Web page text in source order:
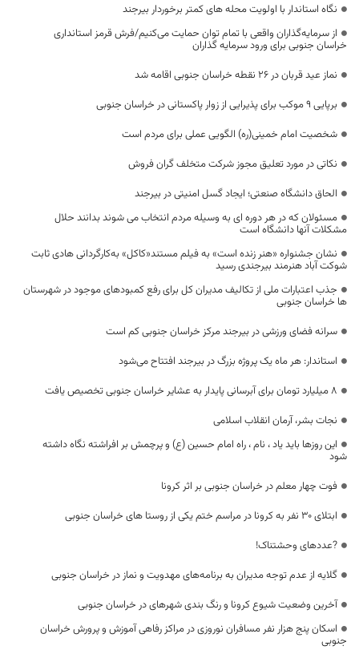
نگاه استاندار با اولویت محله های کمتر برخوردار بیرجند
از سرمایه‌گذاران واقعی با تمام توان حمایت می‌کنیم/فرش قرمز استانداری
خراسان جنوبی برای ورود سرمایه گذاران
نماز عید قربان در ۲۶ نقطه خراسان جنوبی اقامه شد
برپایی ۹ موکب برای پذیرایی از زوار پاکستانی در خراسان جنوبی
شخصیت امام خمینی(ره) الگویی عملی برای مردم است
نکاتی در مورد تعلیق مجوز شرکت متخلف گران فروش
الحاق دانشگاه صنعتی؛ ایجاد گسل امنیتی در بیرجند
مسئولان که در هر دوره ای به وسیله مردم انتخاب می شوند بدانند حلال
مشکلات آنها دانشگاه است
نشان جشنواره «هنر زنده است» به فیلم مستند«کاکل» به‌کارگردانی هادی ثابت
شوکت آباد هنرمند بیرجندی رسید
جذب اعتبارات ملی از تکالیف مدیران کل برای رفع کمبودهای موجود در شهرستان
ها خراسان جنوبی
سرانه فضای ورزشی در بیرجند مرکز خراسان جنوبی کم است
استاندار: هر ماه یک پروژه بزرگ در بیرجند افتتاح می‌شود
۸ میلیارد تومان برای آبرسانی پایدار به عشایر خراسان جنوبی تخصیص یافت
نجات بشر، آرمان انقلاب اسلامی
این روزها باید یاد ، نام ، راه امام حسین (ع) و پرچمش بر افراشته نگاه داشته
شود
فوت چهار معلم در خراسان جنوبی بر اثر کرونا
ابتلای 30 نفر به کرونا در مراسم ختم یکی از روستا های خراسان جنوبی
?عددهای وحشتناک!
گلایه از عدم توجه مدیران به برنامه‌های مهدویت و نماز در خراسان جنوبی
آخرین وضعیت شیوع کرونا و رنگ بندی شهرهای در خراسان جنوبی
اسکان پنج هزار نفر مسافران نوروزی در مراکز رفاهی آموزش و پرورش خراسان
جنوبی